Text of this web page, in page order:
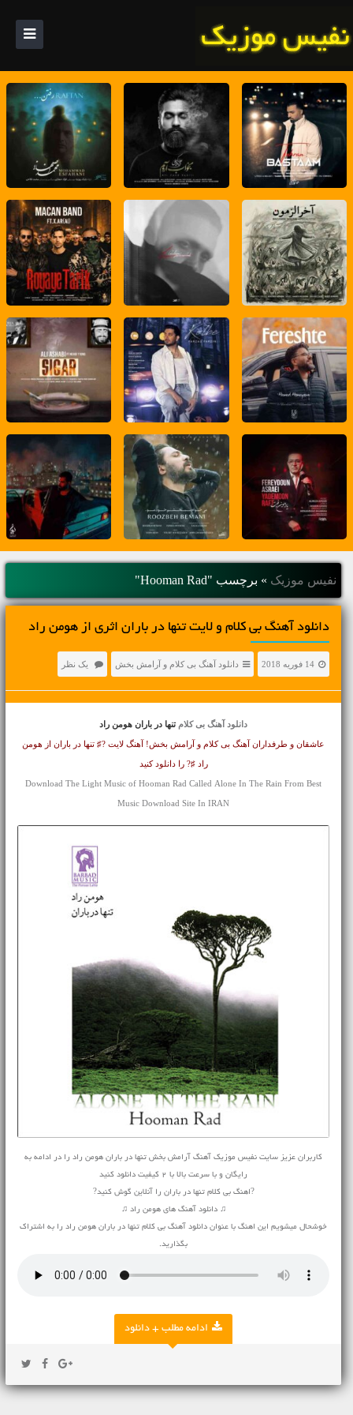
نفیس موزیک » برچسب "Hooman Rad"
دانلود آهنگ بی کلام و لایت تنها در باران اثری از هومن راد
14 فوریه 2018 دانلود آهنگ بی کلام و آرامش بخش یک نظر
دانلود آهنگ بی کلام تنها در باران هومن راد
عاشقان و طرفداران آهنگ بی کلام و آرامش بخش! آهنگ لایت ?♯ تنها در باران از هومن
راد ♯? را دانلود کنید
Download The Light Music of Hooman Rad Called Alone In The Rain From Best
Music Download Site In IRAN
کاربران عزیز سایت نفیس موزیک آهنگ آرامش بخش تنها در باران هومن راد را در ادامه به
رایگان و با سرعت بالا با 2 کیفیت دانلود کنید
?اهنگ بی کلام تنها در باران را آنلاین گوش کنید?
♫ دانلود آهنگ های هومن راد ♫
خوشحال میشویم این اهنگ با عنوان دانلود آهنگ بی کلام تنها در باران هومن راد را به اشتراک
بگذارید.
ادامه مطلب + دانلود